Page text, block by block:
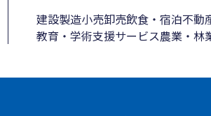
建設製造小売卸売飲食・宿泊不動
教育・学術支援サービス農業・林